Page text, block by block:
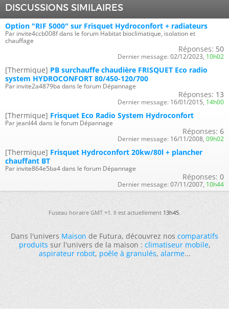
DISCUSSIONS SIMILAIRES
Option "RIF 5000" sur Frisquet Hydroconfort + radiateurs
Par invite4ccb008f dans le forum Habitat bioclimatique, isolation et
chauffage
Réponses: 50
Dernier message: 02/12/2023, 10h02
[Thermique] PB surchauffe chaudière FRISQUET Eco radio
system HYDROCONFORT 80/450-120/700
Par invite2a4879ba dans le forum Dépannage
Réponses: 13
Dernier message: 16/01/2015, 14h00
[Thermique] Frisquet Eco Radio System Hydroconfort
Par jeanl44 dans le forum Dépannage
Réponses: 6
Dernier message: 16/11/2008, 09h02
[Thermique] Frisquet Hydroconfort 20kw/80l + plancher
chauffant BT
Par invite864e5ba4 dans le forum Dépannage
Réponses: 0
Dernier message: 07/11/2007, 10h44
Fuseau horaire GMT +1. Il est actuellement13h45.
Dans l'universMaisonde Futura, découvrez noscomparatifs
produitssur l'univers de la maison :climatiseur mobile,
aspirateur robot,poêle à granulés,alarme...